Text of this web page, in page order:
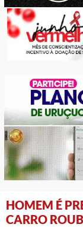
HOMEM É
CARRO